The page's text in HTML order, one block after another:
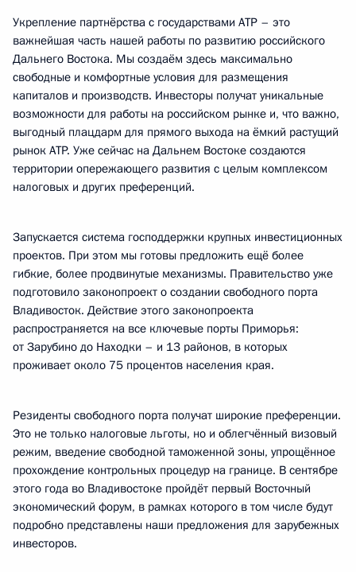
Укрепление партнёрства с государствами АТР – это
важнейшая часть нашей работы по развитию российского
Дальнего Востока. Мы создаём здесь максимально
свободные и комфортные условия для размещения
капиталов и производств. Инвесторы получат уникальные
возможности для работы на российском рынке и, что важно,
выгодный плацдарм для прямого выхода на ёмкий растущий
рынок АТР. Уже сейчас на Дальнем Востоке создаются
территории опережающего развития с целым комплексом
налоговых и других преференций.
Запускается система господдержки крупных инвестиционных
проектов. При этом мы готовы предложить ещё более
гибкие, более продвинутые механизмы. Правительство уже
подготовило законопроект о создании свободного порта
Владивосток. Действие этого законопроекта
распространяется на все ключевые порты Приморья:
от Зарубино до Находки – и 13 районов, в которых
проживает около 75 процентов населения края.
Резиденты свободного порта получат широкие преференции.
Это не только налоговые льготы, но и облегчённый визовый
режим, введение свободной таможенной зоны, упрощённое
прохождение контрольных процедур на границе. В сентябре
этого года во Владивостоке пройдёт первый Восточный
экономический форум, в рамках которого в том числе будут
подробно представлены наши предложения для зарубежных
инвесторов.